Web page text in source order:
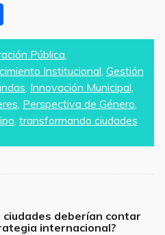
h
ar
e
Pública,
Institucional, Gestión
, Innovación Municipal,
, Perspectiva de Género,
, transformando ciudades
ciudades deberían contar
internacional?